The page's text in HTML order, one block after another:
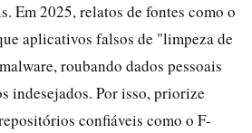
Em 2025, relatos de fontes como o
aplicativos falsos de "limpeza de
roubando dados pessoais
indesejados. Por isso, priorize
confiáveis como o F-